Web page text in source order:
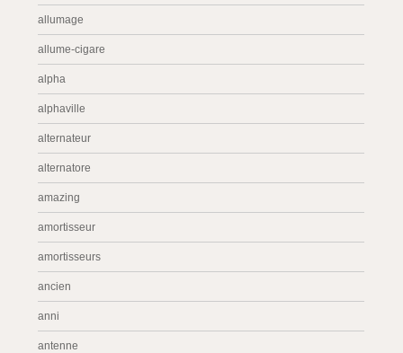
allumage
allume-cigare
alpha
alphaville
alternateur
alternatore
amazing
amortisseur
amortisseurs
ancien
anni
antenne